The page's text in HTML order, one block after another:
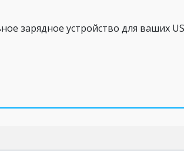
зарядное устройство для ваших